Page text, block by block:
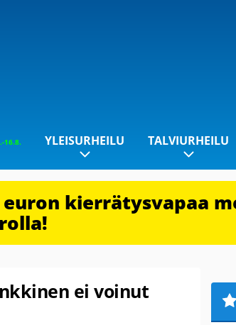
16.8. YLEISURHEILU TALVIURHEILU
kierrätysvapaa
ei voinut